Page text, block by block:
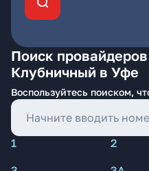
Поиск
Клубничный в Уфе
Воспользуйтесь поиском,
1 2